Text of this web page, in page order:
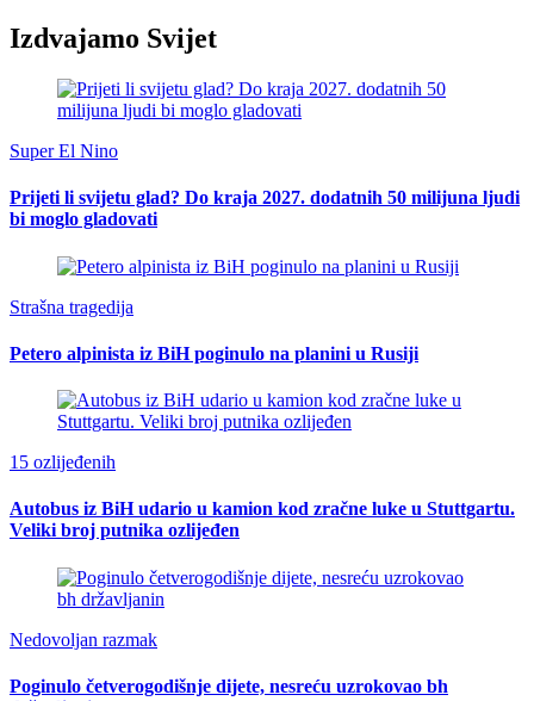
Izdvajamo Svijet
Super El Nino
Prijeti li svijetu glad? Do kraja 2027. dodatnih 50 milijuna ljudi
bi moglo gladovati
Strašna tragedija
Petero alpinista iz BiH poginulo na planini u Rusiji
15 ozlijeđenih
Autobus iz BiH udario u kamion kod zračne luke u Stuttgartu.
Veliki broj putnika ozlijeđen
Nedovoljan razmak
Poginulo četverogodišnje dijete, nesreću uzrokovao bh